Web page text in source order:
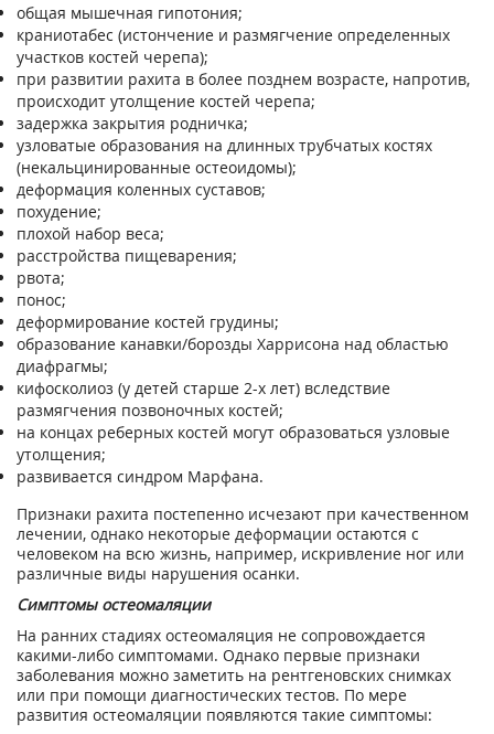
общая мышечная гипотония;
краниотабес (истончение и размягчение определенных
участков костей черепа);
при развитии рахита в более позднем возрасте, напротив,
происходит утолщение костей черепа;
задержка закрытия родничка;
узловатые образования на длинных трубчатых костях
(некальцинированные остеоидомы);
деформация коленных суставов;
похудение;
плохой набор веса;
расстройства пищеварения;
рвота;
понос;
деформирование костей грудины;
образование канавки/борозды Харрисона над областью
диафрагмы;
кифосколиоз (у детей старше 2-х лет) вследствие
размягчения позвоночных костей;
на концах реберных костей могут образоваться узловые
утолщения;
развивается синдром Марфана.
Признаки рахита постепенно исчезают при качественном
лечении, однако некоторые деформации остаются с
человеком на всю жизнь, например, искривление ног или
различные виды нарушения осанки.
Симптомы остеомаляции
На ранних стадиях остеомаляция не сопровождается
какими-либо симптомами. Однако первые признаки
заболевания можно заметить на рентгеновских снимках
или при помощи диагностических тестов. По мере
развития остеомаляции появляются такие симптомы: